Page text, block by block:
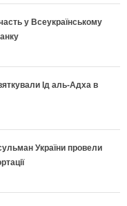
у Всеукраїнському
Ід аль-Адха в
України провели